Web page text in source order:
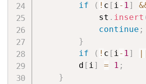
if
( ! c [ i- 1]
            st
. insert
continue ;
}
if
( ! c [ i- 1]
        d
[ i] = 1 ;
}